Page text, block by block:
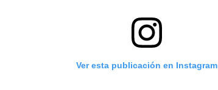
Ver esta publicación en Instagram